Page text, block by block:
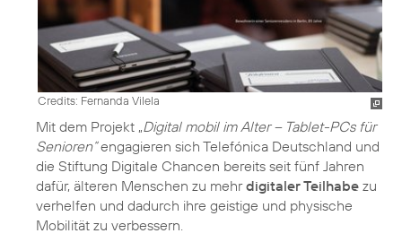
Credits: Fernanda Vilela
Mit dem Projekt „Digital mobil im Alter – Tablet-PCs für
Senioren“engagieren sich Telefónica Deutschland und
die Stiftung Digitale Chancen bereits seit fünf Jahren
dafür, älteren Menschen zu mehrdigitaler Teilhabe zu
verhelfen und dadurch ihre geistige und physische
Mobilität zu verbessern.